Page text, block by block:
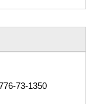
73-1350